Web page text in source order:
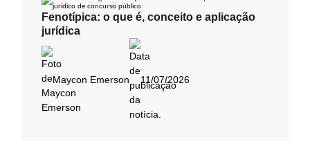
Fenotípica: o que é, conceito e aplicação
jurídica
Maycon Emerson 11/07/2026